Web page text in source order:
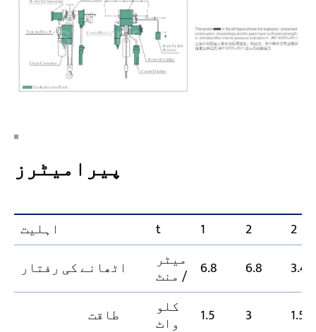
پیرامیٹرز
اہلیت t 1 2
2
اٹھانے کی رفتار
میٹر
/ منٹ 6.8 6.8 3.4
طاقت کلو
واٹ 1.5 3 1.5